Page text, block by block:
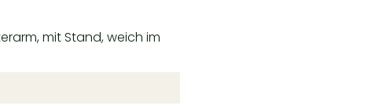
mit Stand, weich im